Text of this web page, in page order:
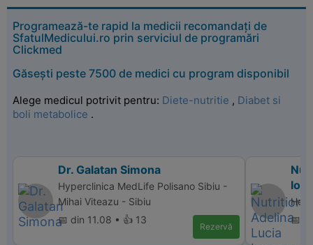
Programează-te rapid la medicii recomandați de
SfatulMedicului.ro prin serviciul de programări
Clickmed
Găsești peste 7500 de medici cu program disponibil
Alege medicul potrivit pentru: Diete-nutritie , Diabet si
boli metabolice .
Dr. Galatan Simona
Hyperclinica MedLife Polisano Sibiu -
Mihai Viteazu - Sibiu
📅 din 11.08 • 👍 13
Rezervă
📅